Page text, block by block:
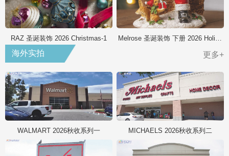
RAZ 圣诞装饰 2026 Christmas-1 Melrose 圣诞装饰 下册 2026 Holiday
海外实拍 更多+
WALMART 2026秋收系列一 MICHAELS 2026秋收系列二